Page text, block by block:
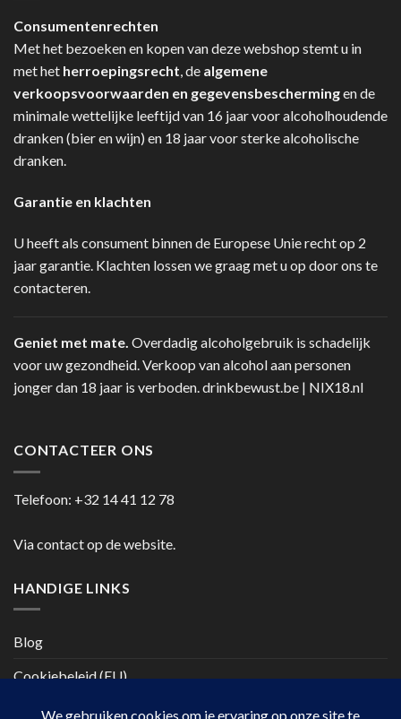
Consumentenrechten
Met het bezoeken en kopen van deze webshop stemt u in
met het herroepingsrecht, de algemene
verkoopsvoorwaarden en gegevensbeschermingen de
minimale wettelijke leeftijd van 16 jaar voor alcoholhoudende
dranken (bier en wijn) en 18 jaar voor sterke alcoholische
dranken.
Garantie en klachten
U heeft als consument binnen de Europese Unie recht op 2
jaar garantie. Klachten lossen we graag met u op door ons te
contacteren.
Geniet met mate. Overdadig alcoholgebruik is schadelijk
voor uw gezondheid. Verkoop van alcohol aan personen
jonger dan 18 jaar is verboden.drinkbewust.be | NIX18.nl
CONTACTEER ONS
Telefoon: +32 14 41 12 78
Via contact op de website.
HANDIGE LINKS
Blog
Cookiebeleid (EU)